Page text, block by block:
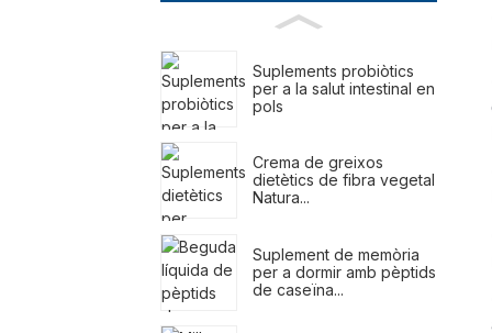
Suplements probiòtics
per a la salut intestinal en
pols
Crema de greixos
dietètics de fibra vegetal
Natura...
Suplement de memòria
per a dormir amb pèptids
de caseïna...